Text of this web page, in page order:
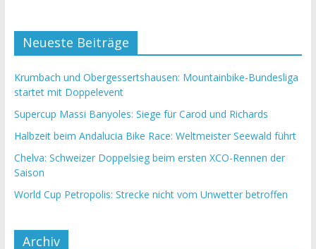
Neueste Beiträge
Krumbach und Obergessertshausen: Mountainbike-Bundesliga
startet mit Doppelevent
Supercup Massi Banyoles: Siege für Carod und Richards
Halbzeit beim Andalucia Bike Race: Weltmeister Seewald führt
Chelva: Schweizer Doppelsieg beim ersten XCO-Rennen der
Saison
World Cup Petropolis: Strecke nicht vom Unwetter betroffen
Archiv